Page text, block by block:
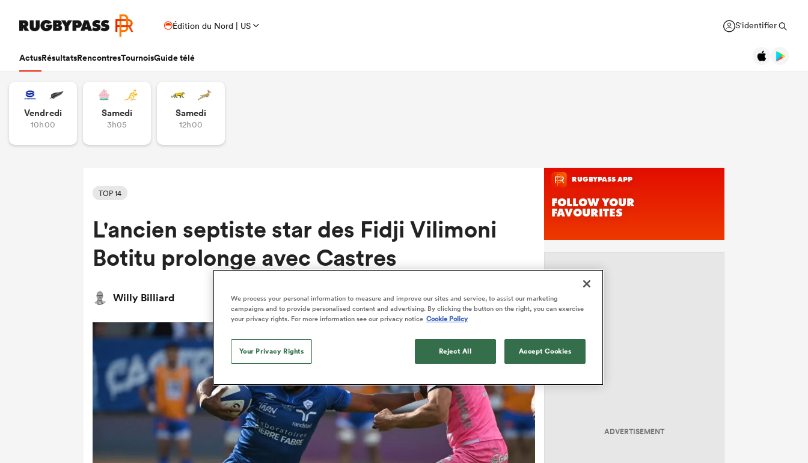
Édition du Nord | US S'identifier
ActusRésultatsRencontresTournoisGuide télé
Vendredi
10h00
Samedi
3h05
Samedi
12h00
TOP 14
L'ancien septiste star des Fidji Vilimoni
Botitu prolonge avec Castres
Willy Billiard
Updated: 11 February 2025 18:33 PST
ADVERTISEMENT
We process your personal information to measure and improve our sites and service, to assist our marketing
campaigns and to provide personalised content and advertising. By clicking the button on the right, you can exercise
your privacy rights. For more information see our privacy notice Cookie Policy
Your Privacy Rights Reject All Accept Cookies